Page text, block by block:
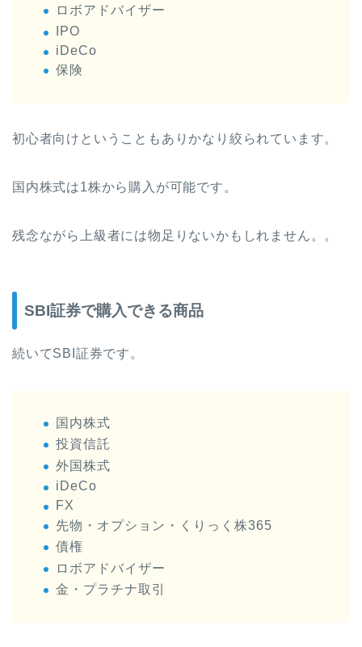
ロボアドバイザー
IPO
iDeCo
保険
初心者向けということもありかなり絞られています。
国内株式は1株から購入が可能です。
残念ながら上級者には物足りないかもしれません。。
SBI証券で購入できる商品
続いてSBI証券です。
国内株式
投資信託
外国株式
iDeCo
FX
先物・オプション・くりっく株365
債権
ロボアドバイザー
金・プラチナ取引